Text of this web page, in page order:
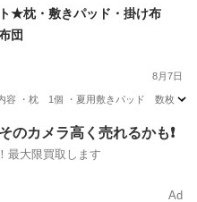
★枕・敷きパッド・掛け布
団
8月7日
容 ・枕 1個 ・夏用敷きパッド 数枚 ・
パッドのカメラ高く売れるかも❗️
最大限買取します
Ad